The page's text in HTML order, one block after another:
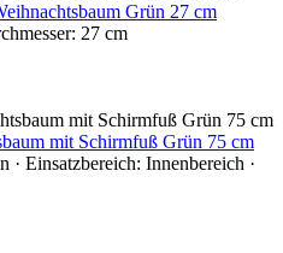
Grün 27 cm
27 cm
mit Schirmfuß Grün 75 cm
· Einsatzbereich: Innenbereich ·